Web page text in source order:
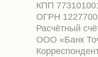
КПП
ОГРН
Расчётный
ООО «Банк